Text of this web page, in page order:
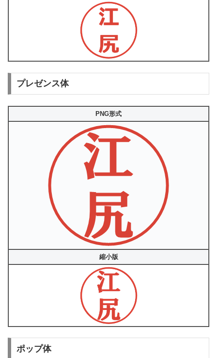
プレゼンス体
PNG形式
縮小版
ポップ体